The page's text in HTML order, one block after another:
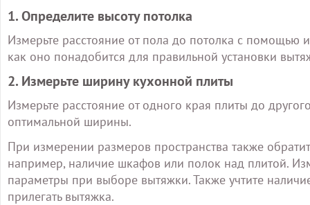
1. Определите высоту потолка
Измерьте расстояние от пола до потолка с помощью
как оно понадобится для правильной установки
2. Измерьте ширину кухонной плиты
Измерьте расстояние от одного края плиты до
оптимальной ширины.
При измерении размеров пространства также
например, наличие шкафов или полок над плитой.
параметры при выборе вытяжки. Также учтите
прилегать вытяжка.